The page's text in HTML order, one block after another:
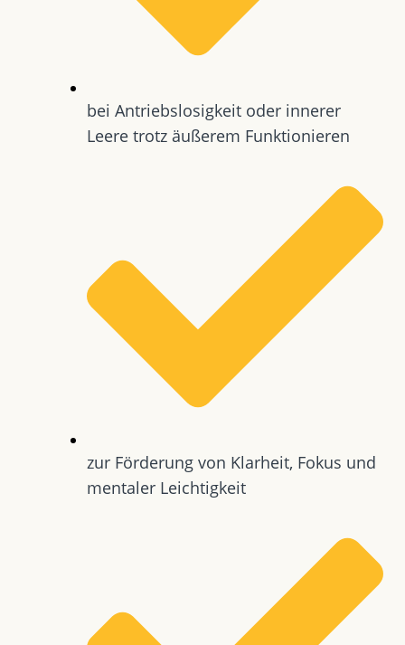
bei Antriebslosigkeit oder innerer
Leere trotz äußerem Funktionieren
zur Förderung von Klarheit, Fokus und
mentaler Leichtigkeit